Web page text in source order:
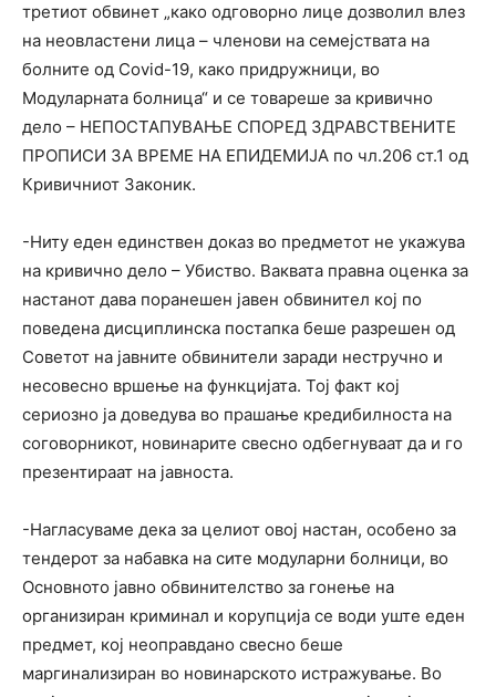
третиот обвинет „како одговорно лице дозволил влез
на неовластени лица – членови на семејствата на
болните од Covid-19, како придружници, во
Модуларната болница“ и се товареше за кривично
дело – НЕПОСТАПУВАЊЕ СПОРЕД ЗДРАВСТВЕНИТЕ
ПРОПИСИ ЗА ВРЕМЕ НА ЕПИДЕМИЈА по чл.206 ст.1 од
Кривичниот Законик.
-Ниту еден единствен доказ во предметот не укажува
на кривично дело – Убиство. Ваквата правна оценка за
настанот дава поранешен јавен обвинител кој по
поведена дисциплинска постапка беше разрешен од
Советот на јавните обвинители заради нестручно и
несовесно вршење на функцијата. Тој факт кој
сериозно ја доведува во прашање кредибилноста на
соговорникот, новинарите свесно одбегнуваат да и го
презентираат на јавноста.
-Нагласуваме дека за целиот овој настан, особено за
тендерот за набавка на сите модуларни болници, во
Основното јавно обвинителство за гонење на
организиран криминал и корупција се води уште еден
предмет, кој неоправдано свесно беше
маргинализиран во новинарското истражување. Во